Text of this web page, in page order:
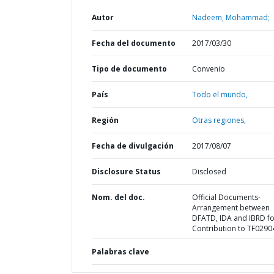
Autor Nadeem, Mohammad;
Fecha del documento 2017/03/30
Tipo de documento Convenio
País Todo el mundo,
Región Otras regiones,
Fecha de divulgación 2017/08/07
Disclosure Status Disclosed
Nom. del doc.
Official Documents-
Arrangement between
DFATD, IDA and IBRD
Contribution to
Palabras clave